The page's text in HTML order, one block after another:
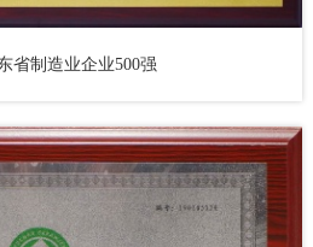
省制造业企业500强